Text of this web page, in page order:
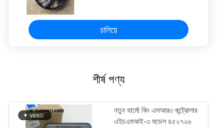
চালিয়ে
শীর্ষ পণ্য
নতুন থার্মো কিং এসআর৩ কন্ট্রোলার
এইচএমআই-৩ মডেল ৪৫২৭২৬